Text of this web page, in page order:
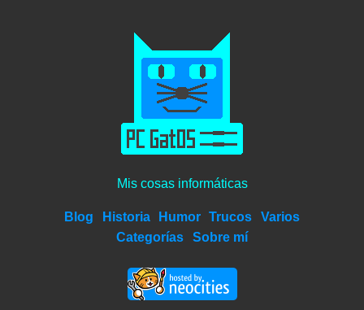
Mis cosas informáticas
Blog Historia Humor Trucos
Varios
Categorías
Sobre mí